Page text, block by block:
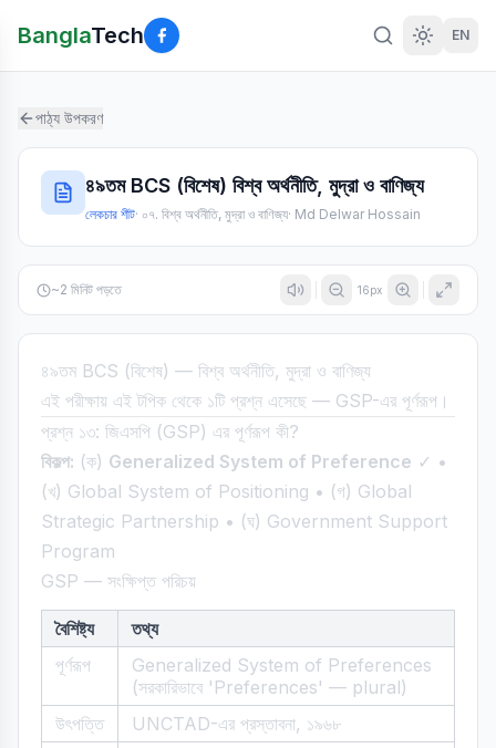
BanglaTech EN
পাঠ্য উপকরণ
৪৯তম BCS (বিশেষ) বিশ্ব অর্থনীতি, মুদ্রা ও বাণিজ্য
লেকচার শীট· ০৭. বিশ্ব অর্থনীতি, মুদ্রা ও বাণিজ্য· Md Delwar Hossain
~2 মিনিট পড়তে 16px
৪৯তম BCS (বিশেষ) — বিশ্ব অর্থনীতি, মুদ্রা ও বাণিজ্য
এই পরীক্ষায় এই টপিক থেকে ১টি প্রশ্ন এসেছে — GSP-এর পূর্ণরূপ।
প্রশ্ন ১৩: জিএসপি (GSP) এর পূর্ণরূপ কী?
বিকল্প: (ক) Generalized System of Preference ✓ •
(খ) Global System of Positioning • (গ) Global
Strategic Partnership • (ঘ) Government Support
Program
GSP — সংক্ষিপ্ত পরিচয়
বৈশিষ্ট্য
তথ্য
পূর্ণরূপ
Generalized System of Preferences
(সরকারিভাবে 'Preferences' — plural)
উৎপত্তি
UNCTAD-এর প্রস্তাবনা, ১৯৬৮